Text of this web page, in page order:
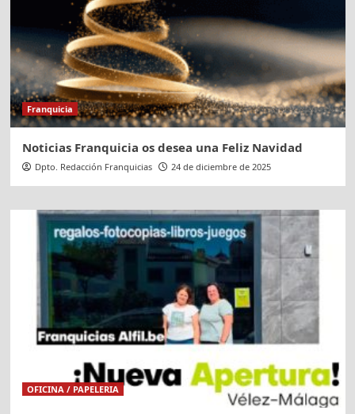
Franquicia
Noticias Franquicia os desea una Feliz Navidad
Dpto. Redacción Franquicias 24 de diciembre de 2025
OFICINA / PAPELERIA